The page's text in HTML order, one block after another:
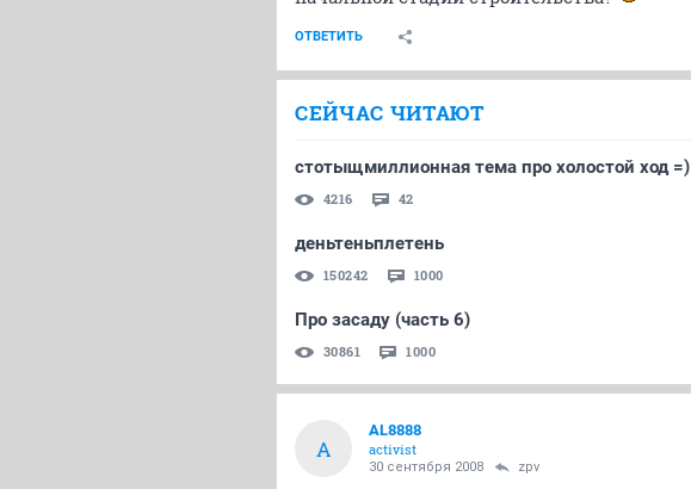
ОТВЕТИТЬ
СЕЙЧАС ЧИТАЮТ
стотыщмиллионная тема про холостой ход =)
4216 42
деньтеньплетень
150242 1000
Про засаду (часть 6)
30861 1000
A
AL8888
activist
30 сентября 2008 zpv